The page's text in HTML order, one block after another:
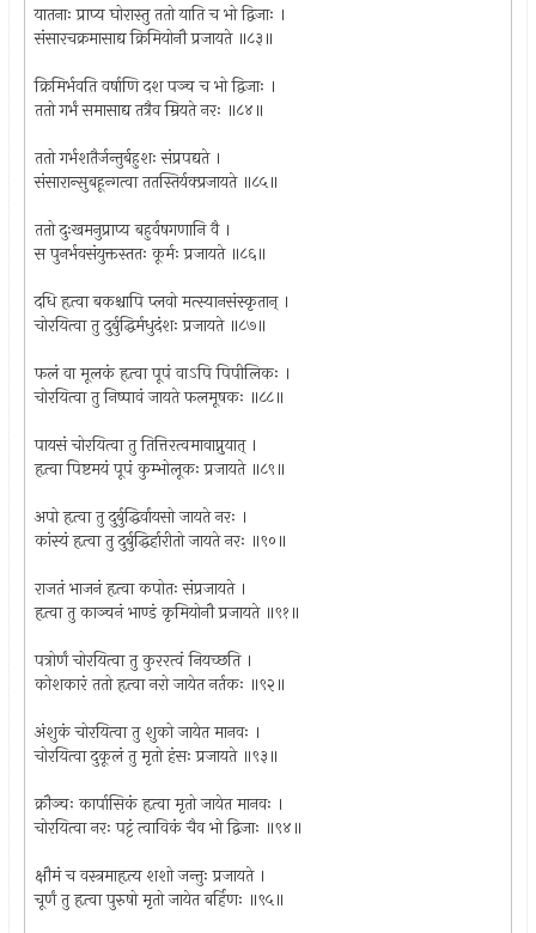
यातनाः प्राप्य घोरास्तु ततो याति च भो द्विजाः ।
संसारचक्रमासाद्य क्रिमियोनौ प्रजायते ॥८३॥
क्रिमिर्भवति वर्षाणि दश पञ्च च भो द्विजाः ।
ततो गर्भं समासाद्य तत्रैव म्रियते नरः ॥८४॥
ततो गर्भशतैर्जन्तुर्बहुशः संप्रपद्यते ।
संसारान्सुबहून्गत्वा ततस्तिर्यक्प्रजायते ॥८५॥
ततो दुःखमनुप्राप्य बहुर्वषगणानि वै ।
स पुनर्भवसंयुक्तस्ततः कूर्मः प्रजायते ॥८६॥
दधि हृत्वा बकश्चापि प्लवो मत्स्यानसंस्कृतान् ।
चोरयित्वा तु दुर्बुद्धिर्मधुदंशः प्रजायते ॥८७॥
फलं वा मूलकं हृत्वा पूपं वाऽपि पिपीलिकः ।
चोरयित्वा तु निष्पावं जायते फलमूषकः ॥८८॥
पायसं चोरयित्वा तु तित्तिरत्वमावाप्नुयात् ।
हृत्वा पिष्टमयं पूपं कुम्भोलूकः प्रजायते ॥८९॥
अपो हृत्वा तु दुर्बुद्धिर्वायसो जायते नरः ।
कांस्यं हृत्वा तु दुर्बुद्धिर्हारीतो जायते नरः ॥९०॥
राजतं भाजनं हृत्वा कपोतः संप्रजायते ।
हृत्वा तु काञ्चनं भाण्डं कृमियोनौ प्रजायते ॥९१॥
पत्रोर्णं चोरयित्वा तु कुररत्वं नियच्छति ।
कोशकारं ततो हृत्वा नरो जायेत नर्तकः ॥९२॥
अंशुकं चोरयित्वा तु शुको जायेत मानवः ।
चोरयित्वा दुकूलं तु मृतो हंसः प्रजायते ॥९३॥
क्रौञ्चः कार्पासिकं हृत्वा मृतो जायेत मानवः ।
चोरयित्वा नरः पट्टं त्वाविकं चैव भो द्विजाः ॥९४॥
क्षौमं च वस्त्रमाहृत्य शशो जन्तुः प्रजायते ।
चूर्णं तु हृत्वा पुरुषो मृतो जायेत बर्हिणः ॥९५॥